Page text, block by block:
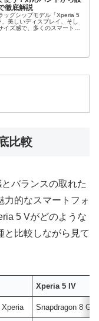
徹底解説
ッグシップモデル「Xperia 5
美しいディスプレイ、そし
ズ感で、多くのスマートフ
比較
バランスの取れた
力的なスマートフォ
5 Vがどのような
と比較しながら見て
Xperia 5 IV
Snapdragon 8